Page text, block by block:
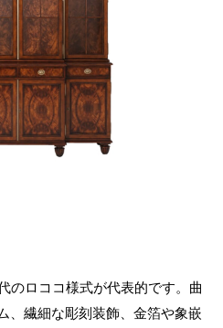
のロココ様式が代表的です。曲
、繊細な彫刻装飾、金箔や象嵌